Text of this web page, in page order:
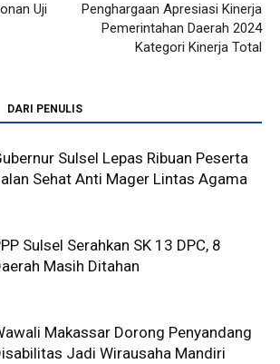
Uji
Penghargaan Apresiasi Kinerja
Pemerintahan Daerah 2024
Kategori Kinerja Total
DARI PENULIS
Sulsel Lepas Ribuan Peserta
Sehat Anti Mager Lintas Agama
Sulsel Serahkan SK 13 DPC, 8
Masih Ditahan
Makassar Dorong Penyandang
Jadi Wirausaha Mandiri